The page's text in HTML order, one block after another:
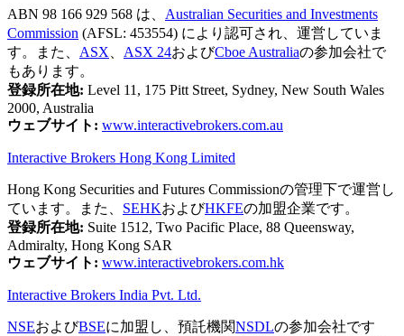
ABN 98 166 929 568 は、 Australian Securities and Investments
Commission (AFSL: 453554) により認可され、運営していま
す。また、 ASX ASX 24およびCboe Australiaの参加会社で
もあります。
登録所在地: Level 11, 175 Pitt Street, Sydney, New South Wales
2000, Australia
ウェブサイト: www.interactivebrokers.com.au
Interactive Brokers Hong Kong Limited
Hong Kong Securities and Futures Commissionの管理下で運営し
ています。また、 SEHKおよびHKFEの加盟企業です。
登録所在地: Suite 1512, Two Pacific Place, 88 Queensway,
Admiralty, Hong Kong SAR
ウェブサイト: www.interactivebrokers.com.hk
Interactive Brokers India Pvt. Ltd.
NSEおよびBSEに加盟し、預託機関NSDLの参加会社です